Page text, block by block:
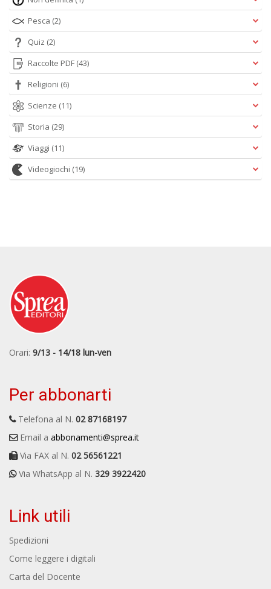
Pesca (2)
Quiz (2)
Raccolte PDF (43)
Religioni (6)
Scienze (11)
Storia (29)
Viaggi (11)
Videogiochi (19)
Orari: 9/13 - 14/18 lun-ven
Per abbonarti
Telefona al N. 02 87168197
Email a abbonamenti@sprea.it
Via FAX al N. 02 56561221
Via WhatsApp al N. 329 3922420
Link utili
Spedizioni
Come leggere i digitali
Carta del Docente